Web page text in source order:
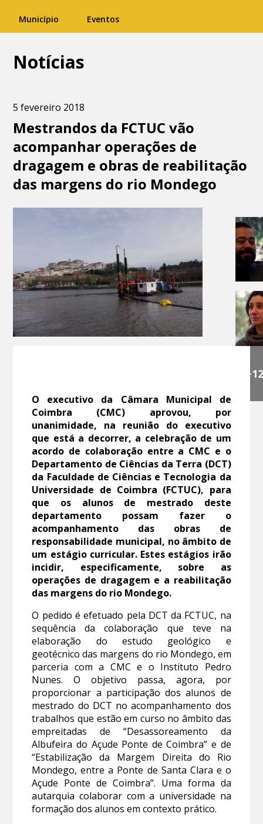
Município Eventos
Notícias
5 fevereiro 2018
Mestrandos da FCTUC vão
acompanhar operações de
dragagem e obras de reabilitação
das margens do rio Mondego
+12
O executivo da Câmara Municipal de
Coimbra (CMC) aprovou, por
unanimidade, na reunião do executivo
que está a decorrer, a celebração de um
acordo de colaboração entre a CMC e o
Departamento de Ciências da Terra (DCT)
da Faculdade de Ciências e Tecnologia da
Universidade de Coimbra (FCTUC), para
que os alunos de mestrado deste
departamento possam fazer o
acompanhamento das obras de
responsabilidade municipal, no âmbito de
um estágio curricular. Estes estágios irão
incidir, especificamente, sobre as
operações de dragagem e a reabilitação
das margens do rio Mondego.
O pedido é efetuado pela DCT da FCTUC, na
sequência da colaboração que teve na
elaboração do estudo geológico e
geotécnico das margens do rio Mondego, em
parceria com a CMC e o Instituto Pedro
Nunes. O objetivo passa, agora, por
proporcionar a participação dos alunos de
mestrado do DCT no acompanhamento dos
trabalhos que estão em curso no âmbito das
empreitadas de “Desassoreamento da
Albufeira do Açude Ponte de Coimbra” e de
“Estabilização da Margem Direita do Rio
Mondego, entre a Ponte de Santa Clara e o
Açude Ponte de Coimbra”. Uma forma da
autarquia colaborar com a universidade na
formação dos alunos em contexto prático.